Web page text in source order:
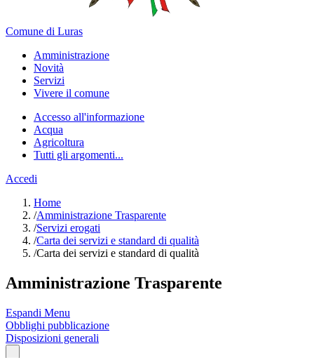
Comune di Luras
Amministrazione
Novità
Servizi
Vivere il comune
Accesso all'informazione
Acqua
Agricoltura
Tutti gli argomenti...
Accedi
Home
/Amministrazione Trasparente
/Servizi erogati
/Carta dei servizi e standard di qualità
/Carta dei servizi e standard di qualità
Amministrazione Trasparente
Espandi Menu
Obblighi pubblicazione
Disposizioni generali